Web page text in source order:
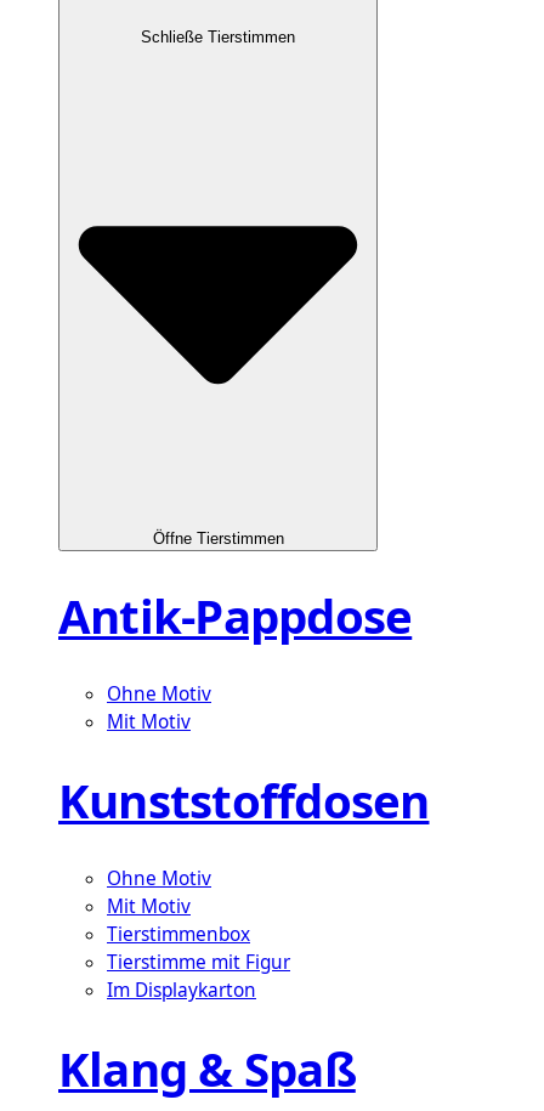
Schließe Tierstimmen
Öffne Tierstimmen
Antik-Pappdose
Ohne Motiv
Mit Motiv
Kunststoffdosen
Ohne Motiv
Mit Motiv
Tierstimmenbox
Tierstimme mit Figur
Im Displaykarton
Klang & Spaß